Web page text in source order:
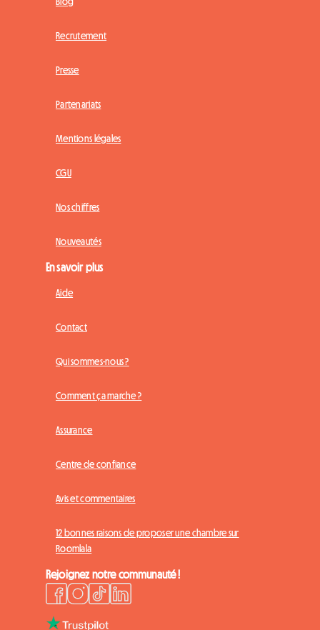
Recrutement
Presse
Partenariats
Mentions légales
CGU
Nos chiffres
Nouveautés
En savoir plus
Aide
Contact
Qui sommes-nous ?
Comment ça marche ?
Assurance
Centre de confiance
Avis et commentaires
12 bonnes raisons de proposer une chambre sur
Roomlala
Rejoignez notre communauté !